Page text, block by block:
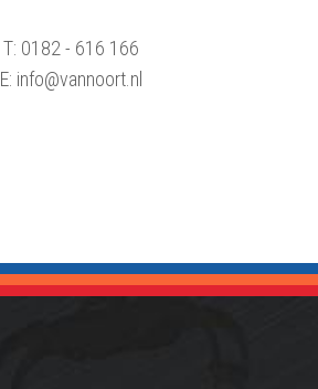
T: 0182 - 616 166
E: info@vannoort.nl